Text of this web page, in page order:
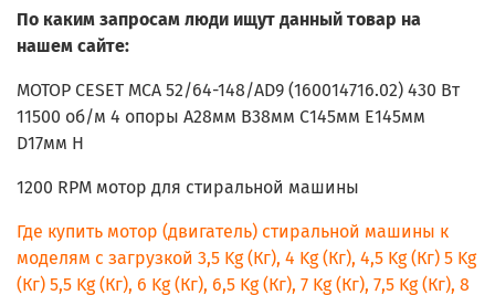
ARISTON A 1234 (UK)
ARISTON AL 12 (UK)
ARISTON AL 128 X (BE)
ARISTON AL 129 X (AUS)
ARISTON AL 129 SL (BE)
ARISTON AL 12 S (UK)
ARISTON AL 118 D (TK)
ARISTON AL 128 D (AUS)
ARISTON AAX 126 L (FR)
ARISTON AL 128 DS (AUS)
ARISTON AC 128 L (FR)
По каким запросам люди ищут данный товар на
нашем сайте:
МОТОР CESET MCA 52/64-148/AD9 (160014716.02) 430 Вт
11500 об/м 4 опоры А28мм В38мм С145мм Е145мм
D17мм Н
1200 RPM мотор для стиральной машины
Где купить мотор (двигатель) стиральной машины к
моделям с загрузкой 3,5 Kg (Кг), 4 Kg (Кг), 4,5 Kg (Кг) 5 Kg
(Кг) 5,5 Kg (Кг), 6 Kg (Кг), 6,5 Kg (Кг), 7 Kg (Кг), 7,5 Kg (Кг), 8